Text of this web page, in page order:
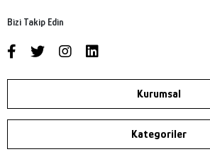
Bizi Takip Edin
Kurumsal
Kategoriler